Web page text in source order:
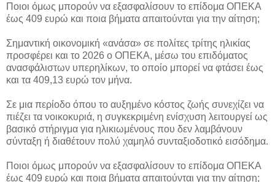
Ποιοι όμως μπορούν να εξασφαλίσουν το επίδομα ΟΠΕΚΑ
έως 409 ευρώ και ποια βήματα απαιτούνται για την αίτηση;
Σημαντική οικονομική «ανάσα» σε πολίτες τρίτης ηλικίας
προσφέρει και το 2026 ο ΟΠΕΚΑ, μέσω του επιδόματος
ανασφάλιστων υπερηλίκων, το οποίο μπορεί να φτάσει έως
και τα 409,13 ευρώ τον μήνα.
Σε μια περίοδο όπου το αυξημένο κόστος ζωής συνεχίζει να
πιέζει τα νοικοκυριά, η συγκεκριμένη ενίσχυση λειτουργεί ως
βασικό στήριγμα για ηλικιωμένους που δεν λαμβάνουν
σύνταξη ή διαθέτουν πολύ χαμηλό συνταξιοδοτικό εισόδημα.
Ποιοι όμως μπορούν να εξασφαλίσουν το επίδομα ΟΠΕΚΑ
έως 409 ευρώ και ποια βήματα απαιτούνται για την αίτηση;